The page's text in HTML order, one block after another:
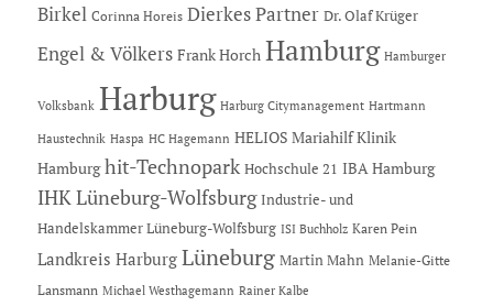
Birkel Corinna Horeis Dierkes Partner Dr. Olaf Krüger
Engel & Völkers Frank Horch Hamburg Hamburger
Volksbank Harburg Harburg Citymanagement Hartmann
Haustechnik Haspa HC Hagemann HELIOS Mariahilf Klinik
Hamburg hit-Technopark Hochschule 21 IBA Hamburg
IHK Lüneburg-Wolfsburg Industrie- und
Handelskammer Lüneburg-Wolfsburg ISI Buchholz Karen Pein
Landkreis Harburg Lüneburg Martin Mahn Melanie-Gitte
Lansmann Michael Westhagemann Rainer Kalbe